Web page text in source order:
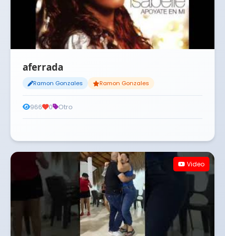
aferrada
Ramon Gonzales Ramon Gonzales
966 0 Otro
Video